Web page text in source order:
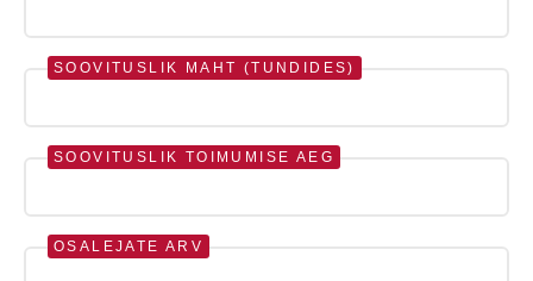
SOOVITUSLIK MAHT (TUNDIDES)
SOOVITUSLIK TOIMUMISE AEG
OSALEJATE ARV